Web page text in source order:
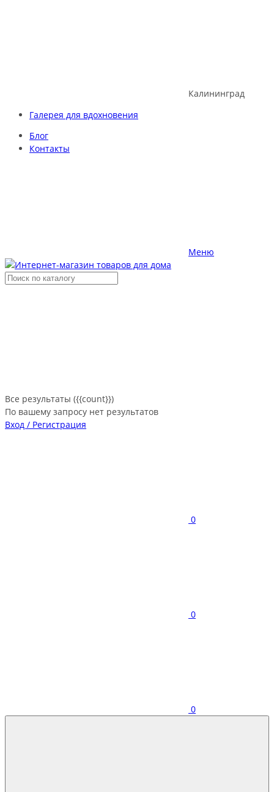
Калининград
Галерея для вдохновения
Блог
Контакты
Меню
Все результаты ({{count}})
По вашему запросу нет результатов
Вход / Регистрация
0
0
0